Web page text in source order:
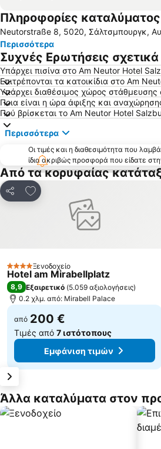
Πληροφορίες καταλύματος
Neutorstraße 8, 5020, Σάλτσμπουργκ,
Περισσότερα
Συχνές Ερωτήσεις
Υπάρχει πισίνα στο Am Neutor Hotel
Επιτρέπονται τα κατοικίδια στο Am
Υπάρχει διαθέσιμος χώρος
Ποια είναι η ώρα άφιξης και
Πού βρίσκεται το Am Neutor Hotel
Περισσότερα
Οι τιμές και η διαθεσιμότητα που
ίδια ακριβώς προσφορά που είδατε
Από τα κορυφαίας
Κοινοποίηση
Προσθήκη στα αγαπημένα
4 ΑστέριαΞενοδοχείο
Hotel am Mirabellplatz
8,9 Εξαιρετικό (5.059 αξιολογήσεις)
0.2 χλμ. από: Mirabell Palace
από 200 €
Τιμές από 7 ιστότοπους
Εμφάνιση τιμών
Άλλα καταλύματα στον